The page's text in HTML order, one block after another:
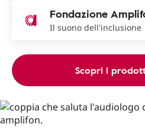
Fondazione
Il suono dell'inclusione
Scopri i